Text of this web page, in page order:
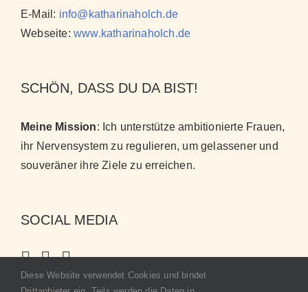
E-Mail: info@katharinaholch.de
Webseite: www.katharinaholch.de
SCHÖN, DASS DU DA BIST!
Meine Mission: Ich unterstütze ambitionierte Frauen,
ihr Nervensystem zu regulieren, um gelassener und
souveräner ihre Ziele zu erreichen.
SOCIAL MEDIA
Diese Website verwendet Cookies und bindet